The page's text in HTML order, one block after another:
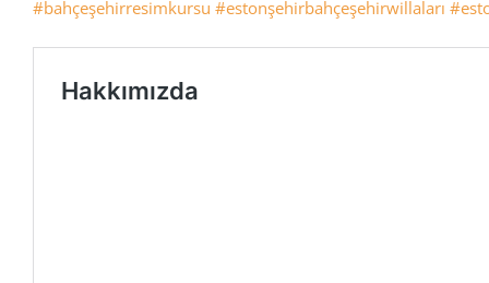
#bahçeşehirresimkursu #estonşehirbahçeşehirwillaları